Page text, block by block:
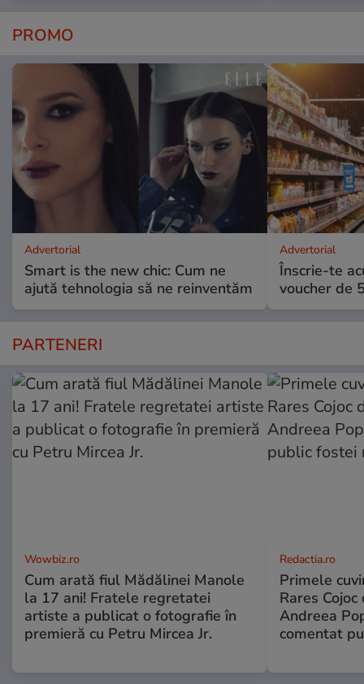
PROMO
Advertorial
Smart is the new chic: Cum ne
ajută tehnologia să ne reinventăm
Advertorial
Înscrie-te
voucher de
PARTENERI
Wowbiz.ro
Cum arată fiul Mădălinei Manole
la 17 ani! Fratele regretatei
artiste a publicat o fotografie în
premieră cu Petru Mircea Jr.
Redactia.ro
Primele
Rares
Andreea
comentat